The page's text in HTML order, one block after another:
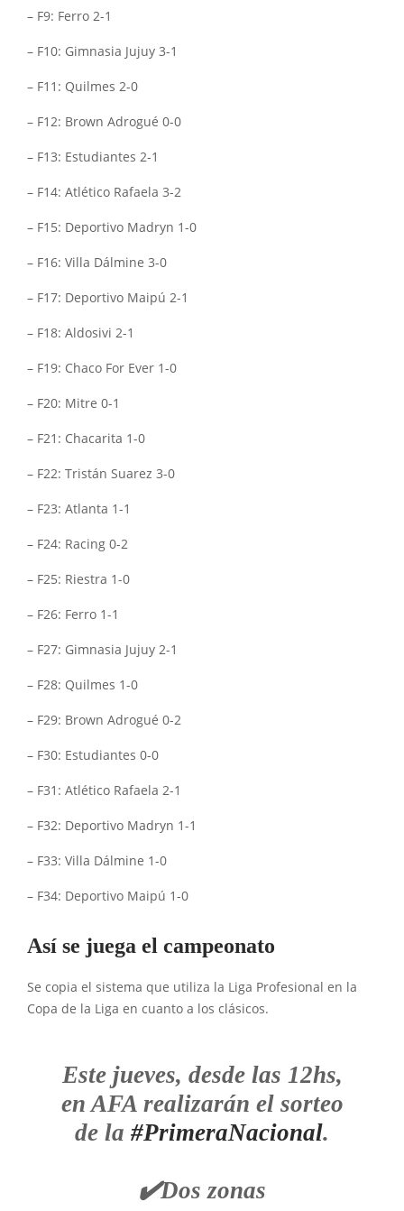
– F9: Ferro 2-1
– F10: Gimnasia Jujuy 3-1
– F11: Quilmes 2-0
– F12: Brown Adrogué 0-0
– F13: Estudiantes 2-1
– F14: Atlético Rafaela 3-2
– F15: Deportivo Madryn 1-0
– F16: Villa Dálmine 3-0
– F17: Deportivo Maipú 2-1
– F18: Aldosivi 2-1
– F19: Chaco For Ever 1-0
– F20: Mitre 0-1
– F21: Chacarita 1-0
– F22: Tristán Suarez 3-0
– F23: Atlanta 1-1
– F24: Racing 0-2
– F25: Riestra 1-0
– F26: Ferro 1-1
– F27: Gimnasia Jujuy 2-1
– F28: Quilmes 1-0
– F29: Brown Adrogué 0-2
– F30: Estudiantes 0-0
– F31: Atlético Rafaela 2-1
– F32: Deportivo Madryn 1-1
– F33: Villa Dálmine 1-0
– F34: Deportivo Maipú 1-0
Así se juega el campeonato
Se copia el sistema que utiliza la Liga Profesional en la
Copa de la Liga en cuanto a los clásicos.
Este jueves, desde las 12hs,
en AFA realizarán el sorteo
de la #PrimeraNacional.
✔️Dos zonas